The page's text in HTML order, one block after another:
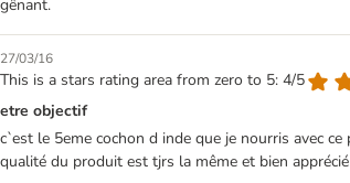
gênant.
27/03/16
This is a stars rating area from zero to 5: 4/5
etre objectif
c`est le 5eme cochon d inde que je nourris avec
qualité du produit est tjrs la même et bien